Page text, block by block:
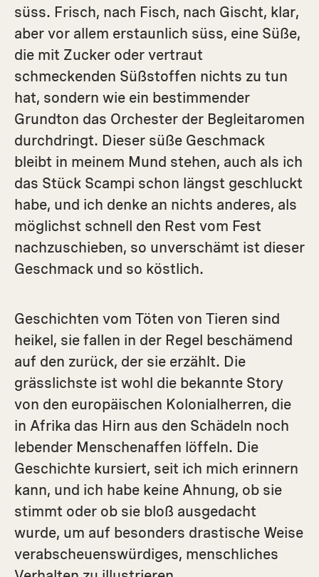
süss. Frisch, nach Fisch, nach Gischt, klar,
aber vor allem erstaunlich süss, eine Süße,
die mit Zucker oder vertraut
schmeckenden Süßstoffen nichts zu tun
hat, sondern wie ein bestimmender
Grundton das Orchester der Begleitaromen
durchdringt. Dieser süße Geschmack
bleibt in meinem Mund stehen, auch als ich
das Stück Scampi schon längst geschluckt
habe, und ich denke an nichts anderes, als
möglichst schnell den Rest vom Fest
nachzuschieben, so unverschämt ist dieser
Geschmack und so köstlich.
Geschichten vom Töten von Tieren sind
heikel, sie fallen in der Regel beschämend
auf den zurück, der sie erzählt. Die
grässlichste ist wohl die bekannte Story
von den europäischen Kolonialherren, die
in Afrika das Hirn aus den Schädeln noch
lebender Menschenaffen löffeln. Die
Geschichte kursiert, seit ich mich erinnern
kann, und ich habe keine Ahnung, ob sie
stimmt oder ob sie bloß ausgedacht
wurde, um auf besonders drastische Weise
verabscheuenswürdiges, menschliches